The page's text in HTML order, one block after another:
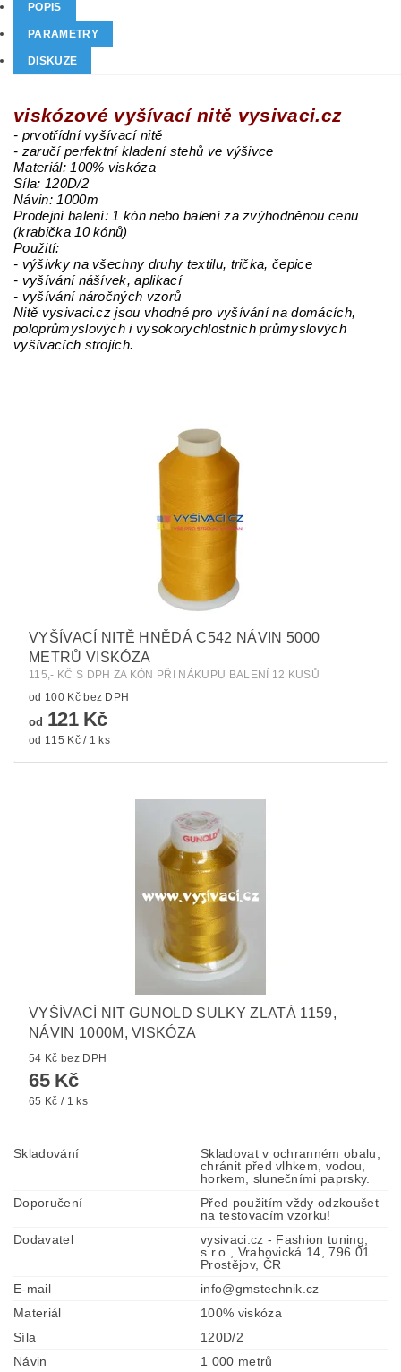
POPIS
PARAMETRY
DISKUZE
viskózové vyšívací nitě vysivaci.cz
- prvotřídní vyšívací nitě
- zaručí perfektní kladení stehů ve výšivce
Materiál: 100% viskóza
Síla: 120D/2
Návin: 1000m
Prodejní balení: 1 kón nebo balení za zvýhodněnou cenu
(krabička 10 kónů)
Použití:
- výšivky na všechny druhy textilu, trička, čepice
- vyšívání nášívek, aplikací
- vyšívání náročných vzorů
Nitě vysivaci.cz jsou vhodné pro vyšívání na domácích,
poloprůmyslových i vysokorychlostních průmyslových
vyšívacích strojích.
VYŠÍVACÍ NITĚ HNĚDÁ C542 NÁVIN 5000
METRŮ VISKÓZA
115,- KČ S DPH ZA KÓN PŘI NÁKUPU BALENÍ 12 KUSŮ
od 100 Kč bez DPH
od 121 Kč
od 115 Kč / 1 ks
VYŠÍVACÍ NIT GUNOLD SULKY ZLATÁ 1159,
NÁVIN 1000M, VISKÓZA
54 Kč bez DPH
65 Kč
65 Kč / 1 ks
Skladování
Skladovat v ochranném obalu,
chránit před vlhkem, vodou,
horkem, slunečními paprsky.
Doporučení
Před použitím vždy odzkoušet
na testovacím vzorku!
Dodavatel
vysivaci.cz - Fashion tuning,
s.r.o., Vrahovická 14, 796 01
Prostějov, ČR
E-mail
info@gmstechnik.cz
Materiál
100% viskóza
Síla
120D/2
Návin
1 000 metrů